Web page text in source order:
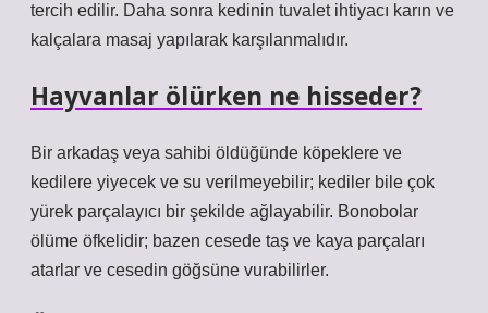
tercih edilir. Daha sonra kedinin tuvalet ihtiyacı karın ve
kalçalara masaj yapılarak karşılanmalıdır.
Hayvanlar ölürken ne hisseder?
Bir arkadaş veya sahibi öldüğünde köpeklere ve
kedilere yiyecek ve su verilmeyebilir; kediler bile çok
yürek parçalayıcı bir şekilde ağlayabilir. Bonobolar
ölüme öfkelidir; bazen cesede taş ve kaya parçaları
atarlar ve cesedin göğsüne vurabilirler.